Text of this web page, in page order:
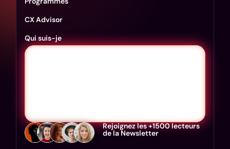
CX Advisor
Qui suis-je
Rejoignez les +1500 lecteurs
de la Newsletter